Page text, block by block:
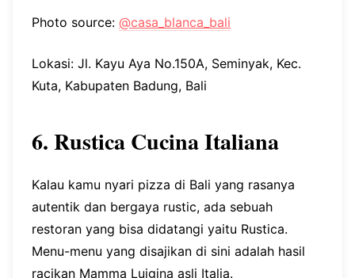
Photo source: @casa_blanca_bali
Lokasi: Jl. Kayu Aya No.150A, Seminyak, Kec.
Kuta, Kabupaten Badung, Bali
6. Rustica Cucina Italiana
Kalau kamu nyari pizza di Bali yang rasanya
autentik dan bergaya rustic, ada sebuah
restoran yang bisa didatangi yaitu Rustica.
Menu-menu yang disajikan di sini adalah hasil
racikan Mamma Luigina asli Italia.